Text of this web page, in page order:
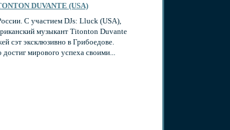
DUVANTE (USA)
С участием DJs: Lluck (USA),
музыкант Titonton Duvante
сэт эксклюзивно в Грибоедове.
мирового успеха своими...